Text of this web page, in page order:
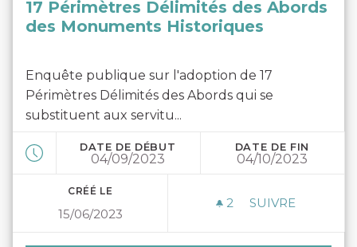
17 Périmètres Délimités des Abords
des Monuments Historiques
Enquête publique sur l'adoption de 17
Périmètres Délimités des Abords qui se
substituent aux servitu...
DATE DE DÉBUT
04/09/2023
DATE DE FIN
04/10/2023
CRÉÉ LE
15/06/2023
2 2 ABONNÉS
SUIVRE